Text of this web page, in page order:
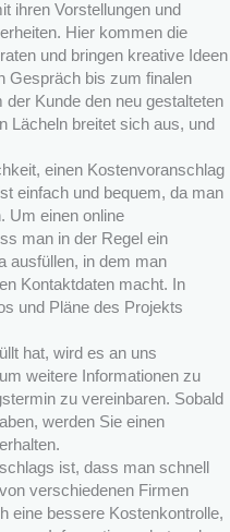
ihren Vorstellungen und
Hier kommen die
und bringen kreative Ideen
Gespräch bis zum finalen
Kunde den neu gestalteten
Lächeln breitet sich aus, und
einen Kostenvoranschlag
einfach und bequem, da man
Um einen online
man in der Regel ein
ausfüllen, in dem man
Kontaktdaten macht. In
und Pläne des Projekts
hat, wird es an uns
weitere Informationen zu
zu vereinbaren. Sobald
werden Sie einen
ist, dass man schnell
verschiedenen Firmen
eine bessere Kostenkontrolle,